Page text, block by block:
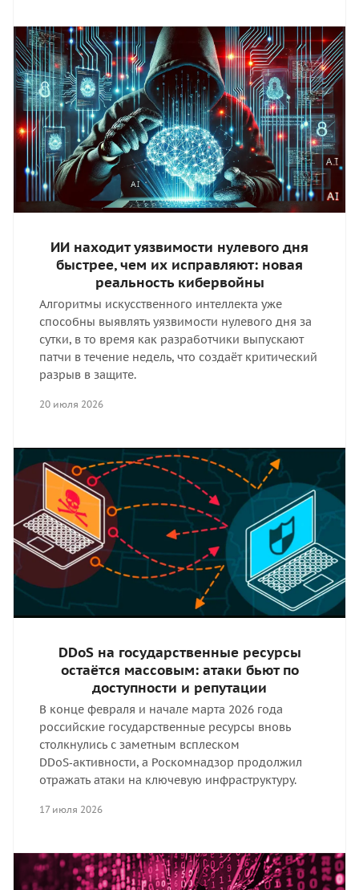
ИИ находит уязвимости нулевого дня
быстрее, чем их исправляют: новая
реальность кибервойны
Алгоритмы искусственного интеллекта уже
способны выявлять уязвимости нулевого дня за
сутки, в то время как разработчики выпускают
патчи в течение недель, что создаёт критический
разрыв в защите.
20 июля 2026
DDoS на государственные ресурсы
остаётся массовым: атаки бьют по
доступности и репутации
В конце февраля и начале марта 2026 года
российские государственные ресурсы вновь
столкнулись с заметным всплеском
DDoS‑активности, а Роскомнадзор продолжил
отражать атаки на ключевую инфраструктуру.
17 июля 2026